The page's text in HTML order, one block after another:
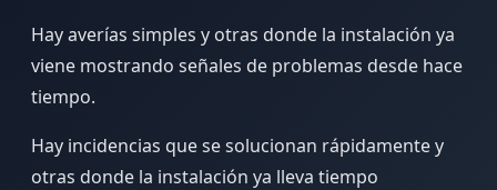
Hay averías simples y otras donde la instalación ya
viene mostrando señales de problemas desde hace
tiempo.
Hay incidencias que se solucionan rápidamente y
otras donde la instalación ya lleva tiempo